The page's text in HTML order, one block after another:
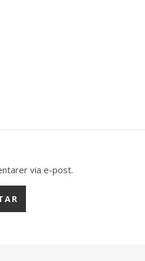
via e-post.